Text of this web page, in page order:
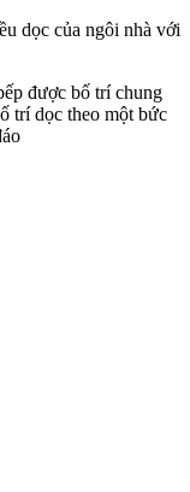
dọc của ngôi nhà với
được bố trí chung
trí dọc theo một bức